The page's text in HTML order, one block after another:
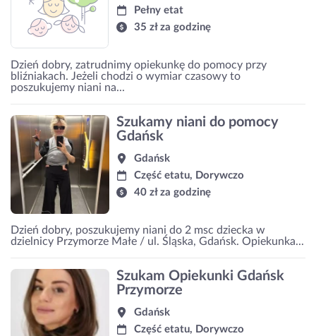
Pełny etat
35 zł za godzinę
Dzień dobry, zatrudnimy opiekunkę do pomocy przy
bliźniakach. Jeżeli chodzi o wymiar czasowy to
poszukujemy niani na...
Szukamy niani do pomocy
Gdańsk
Gdańsk
Część etatu, Dorywczo
40 zł za godzinę
Dzień dobry, poszukujemy niani do 2 msc dziecka w
dzielnicy Przymorze Małe / ul. Śląska, Gdańsk. Opiekunka...
Szukam Opiekunki Gdańsk
Przymorze
Gdańsk
Część etatu, Dorywczo